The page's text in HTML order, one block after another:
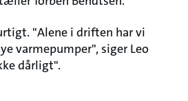
"Alene i driften har vi
varmepumper", siger Leo
dårligt".